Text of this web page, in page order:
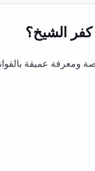
كفر الشيخ؟
عميقة